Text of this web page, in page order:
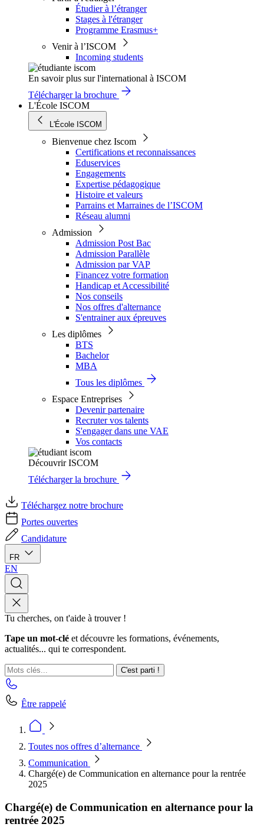
Étudier à l’étranger
Stages à l'étranger
Programme Erasmus+
Venir à l’ISCOM
Incoming students
En savoir plus sur l'international à ISCOM
Télécharger la brochure
L'École ISCOM
L'École ISCOM
Bienvenue chez Iscom
Certifications et reconnaissances
Eduservices
Engagements
Expertise pédagogique
Histoire et valeurs
Parrains et Marraines de l’ISCOM
Réseau alumni
Admission
Admission Post Bac
Admission Parallèle
Admission par VAP
Financez votre formation
Handicap et Accessibilité
Nos conseils
Nos offres d'alternance
S'entrainer aux épreuves
Les diplômes
BTS
Bachelor
MBA
Tous les diplômes
Espace Entreprises
Devenir partenaire
Recruter vos talents
S'engager dans une VAE
Vos contacts
Découvrir ISCOM
Télécharger la brochure
Téléchargez notre brochure
Portes ouvertes
Candidature
FR
EN
Tu cherches, on t'aide à trouver !
Tape un mot-clé et découvre les formations, événements,
actualités... qui te correspondent.
C'est parti !
Être rappelé
Toutes nos offres d’alternance
Communication
Chargé(e) de Communication en alternance pour la rentrée
2025
Chargé(e) de Communication en alternance pour la
rentrée 2025